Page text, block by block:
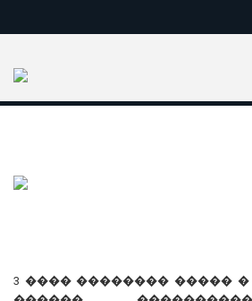
3 ���� �������� �����